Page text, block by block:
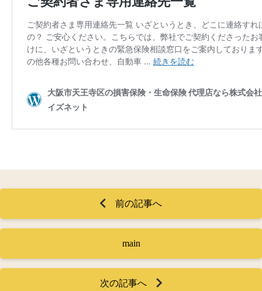
前の記事へ
main
次の記事へ